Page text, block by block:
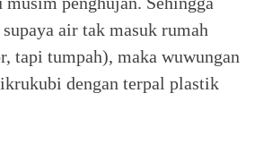
air tak masuk rumah
tapi tumpah), maka wuwungan
dengan terpal plastik